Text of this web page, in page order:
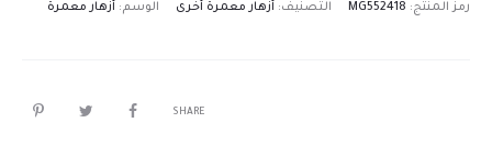
رمز المنتج: MG552418 التصنيف: أزهار معمرة أخرى الوسم: أزهار معمرة
SHARE